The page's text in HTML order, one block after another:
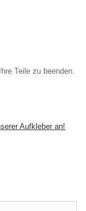
Teile zu beenden.
Aufkleber an!